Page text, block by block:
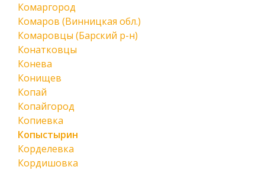
Комаргород
Комаров (Винницкая обл.)
Комаровцы (Барский р-н)
Конатковцы
Конева
Конищев
Копай
Копайгород
Копиевка
Копыстырин
Корделевка
Кордишовка